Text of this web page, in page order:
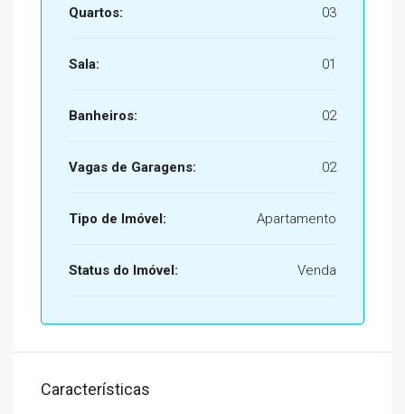
Quartos: 03
Sala: 01
Banheiros: 02
Vagas de Garagens: 02
Tipo de Imóvel: Apartamento
Status do Imóvel: Venda
Características